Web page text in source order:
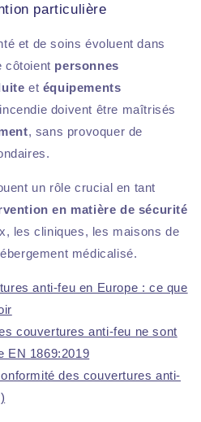
particulière
et de soins évoluent dans
côtoient personnes
et équipements
doivent être maîtrisés
, sans provoquer de
un rôle crucial en tant
en matière de sécurité
les cliniques, les maisons de
médicalisé.
anti-feu en Europe : ce que
couvertures anti-feu ne sont
EN 1869:2019
des couvertures anti-